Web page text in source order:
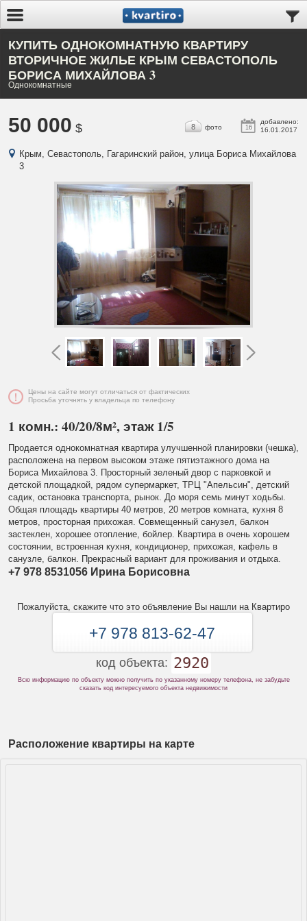
КУПИТЬ ОДНОКОМНАТНУЮ КВАРТИРУ
ВТОРИЧНОЕ ЖИЛЬЕ КРЫМ СЕВАСТОПОЛЬ
БОРИСА МИХАЙЛОВА 3
Однокомнатные
50 000 $ 16
добавлено:
16.01.2017
8 фото
Крым, Севастополь, Гагаринский район, улица Бориса Михайлова
3
Цены на сайте могут отличаться от фактических
Просьба уточнять у владельца по телефону
1 комн.: 40/20/8м², этаж 1/5
Продается однокомнатная квартира улучшенной планировки (чешка),
расположена на первом высоком этаже пятиэтажного дома на
Бориса Михайлова 3. Просторный зеленый двор с парковкой и
детской площадкой, рядом супермаркет, ТРЦ "Апельсин", детский
садик, остановка транспорта, рынок. До моря семь минут ходьбы.
Общая площадь квартиры 40 метров, 20 метров комната, кухня 8
метров, просторная прихожая. Совмещенный санузел, балкон
застеклен, хорошее отопление, бойлер. Квартира в очень хорошем
состоянии, встроенная кухня, кондиционер, прихожая, кафель в
санузле, балкон. Прекрасный вариант для проживания и отдыха.
+7 978 8531056 Ирина Борисовна
Пожалуйста, скажите что это объявление Вы нашли на Квартиро
+7 978 813-62-47
код объекта: 2920
Всю информацию по объекту можно получить по указанному номеру телефона, не забудьте
сказать код интересуемого объекта недвижимости
Расположение квартиры на карте